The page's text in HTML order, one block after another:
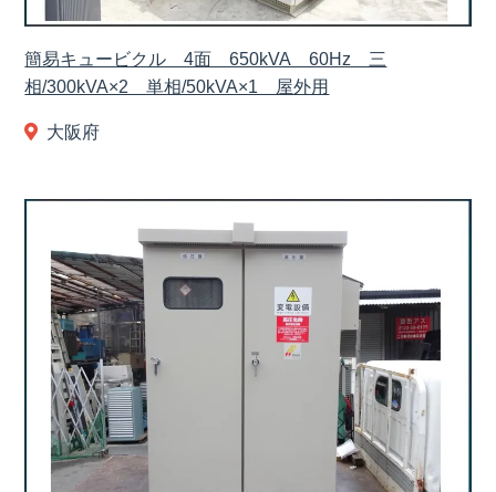
簡易キュービクル 4面 650kVA 60Hz 三
相/300kVA×2 単相/50kVA×1 屋外用
大阪府